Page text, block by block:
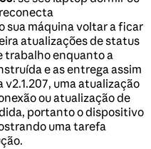
máquina voltar a ficar
atualizações de status
trabalho enquanto a
e as entrega assim
uma atualização
ou atualização de
portanto o dispositivo
uma tarefa